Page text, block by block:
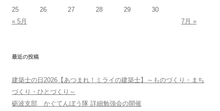
25
26 27 28 29
30
« 5月
7月 »
最近の投稿
建築士の日2026【あつまれ！ミライの建築士】～ものづくり・まち
づくり・ひとづくり～
砺波支部 かぐてんぼう隊 詳細勉強会の開催